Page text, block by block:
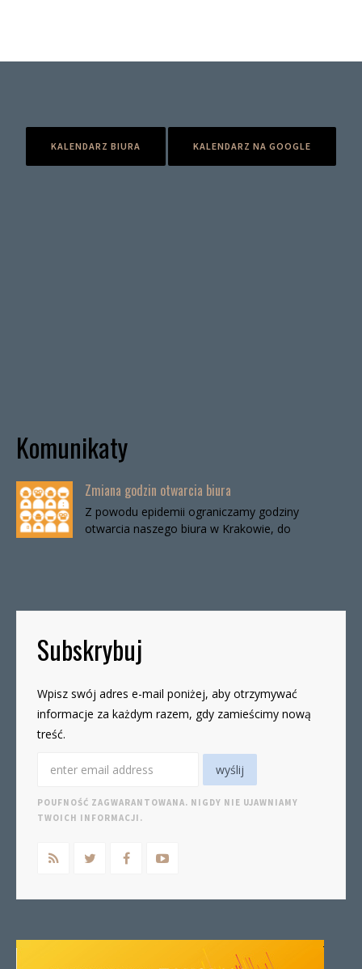
KALENDARZ BIURA KALENDARZ NA GOOGLE
Komunikaty
Zmiana godzin otwarcia biura
Z powodu epidemii ograniczamy godziny
otwarcia naszego biura w Krakowie, do
Subskrybuj
Wpisz swój adres e-mail poniżej, aby otrzymywać
informacje za każdym razem, gdy zamieścimy nową
treść.
POUFNOŚĆ ZAGWARANTOWANA. NIGDY NIE UJAWNIAMY
TWOICH INFORMACJI.